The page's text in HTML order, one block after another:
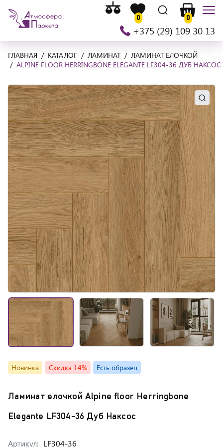
На
главную
+375 (29) 109 30 13
Список
сравненияСписок
желаемого
0 Поиск Корзина
0
ГЛАВНАЯ КАТАЛОГ ЛАМИНАТ
ЛАМИНАТ ЕЛОЧКОЙ
ALPINE FLOOR HERRINGBONE ELEGANTE LF304-36 ДУБ НАКСОС
Новинка Скидка 14% Есть образец
Ламинат елочкой Alpine floor Herringbone
Elegante LF304-36 Дуб Наксос
Артикул: LF304-36